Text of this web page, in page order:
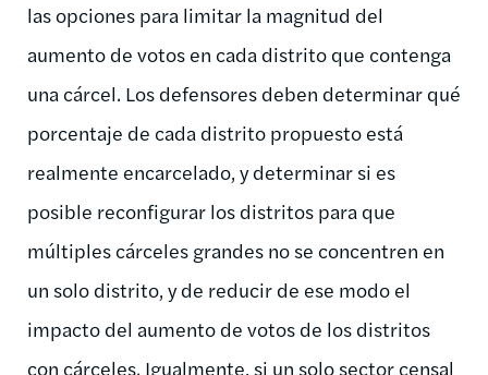
las opciones para limitar la magnitud del
aumento de votos en cada distrito que contenga
una cárcel. Los defensores deben determinar qué
porcentaje de cada distrito propuesto está
realmente encarcelado, y determinar si es
posible reconfigurar los distritos para que
múltiples cárceles grandes no se concentren en
un solo distrito, y de reducir de ese modo el
impacto del aumento de votos de los distritos
con cárceles. Igualmente, si un solo sector censal